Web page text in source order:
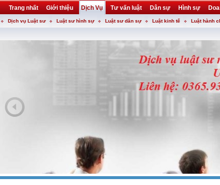
Trang nhất Giới thiệu Dịch Vụ Tư vấn luật Dân sự Hình sự
Khuyến mại Liên hệ forum utility
Dịch vụ Luật sư Luật sư hình sự Luật sư dân sự Luật kinh tế Luật hành